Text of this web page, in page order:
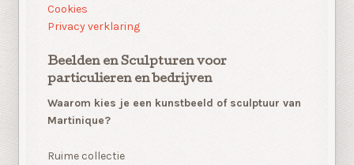
Cookies
Privacy verklaring
Beelden en Sculpturen voor
particulieren en bedrijven
Waarom kies je een kunstbeeld of sculptuur van
Martinique?
Ruime collectie